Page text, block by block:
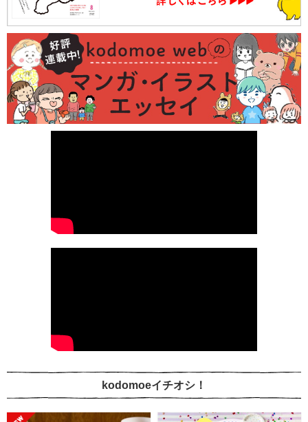
kodomoeイチオシ！